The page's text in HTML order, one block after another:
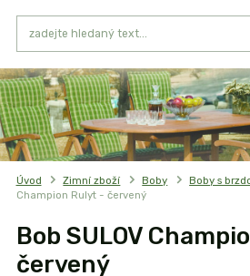
Úvod Zimní zboží Boby Boby s
Champion Rulyt - červený
Bob SULOV
červený